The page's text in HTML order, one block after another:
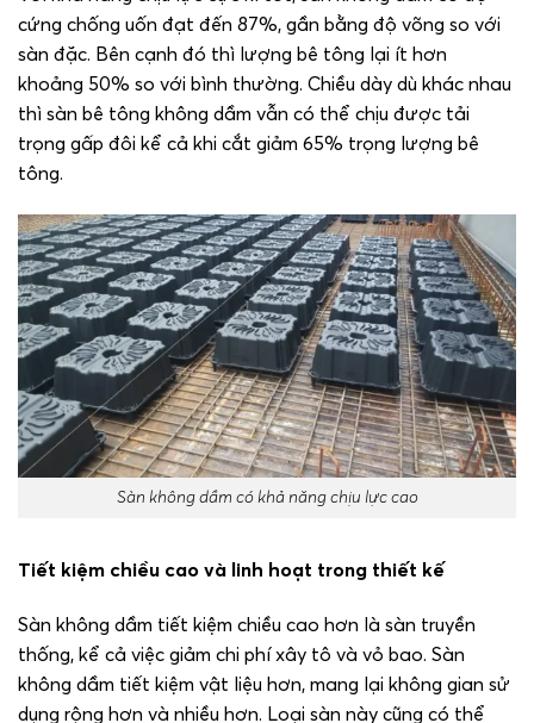
cứng chống uốn đạt đến 87%, gần bằng độ võng so với
sàn đặc. Bên cạnh đó thì lượng bê tông lại ít hơn
khoảng 50% so với bình thường. Chiều dày dù khác nhau
thì sàn bê tông không dầm vẫn có thể chịu được tải
trọng gấp đôi kể cả khi cắt giảm 65% trọng lượng bê
tông.
Sàn không dầm có khả năng chịu lực cao
Tiết kiệm chiều cao và linh hoạt trong thiết kế
Sàn không dầm tiết kiệm chiều cao hơn là sàn truyền
thống, kể cả việc giảm chi phí xây tô và vỏ bao. Sàn
không dầm tiết kiệm vật liệu hơn, mang lại không gian sử
dụng rộng hơn và nhiều hơn. Loại sàn này cũng có thể